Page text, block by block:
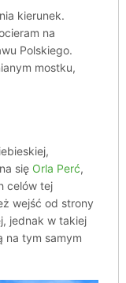
kierunek.
na
Polskiego.
mostku,
się Orla Perć,
celów tej
wejść od strony
jednak w takiej
na tym samym